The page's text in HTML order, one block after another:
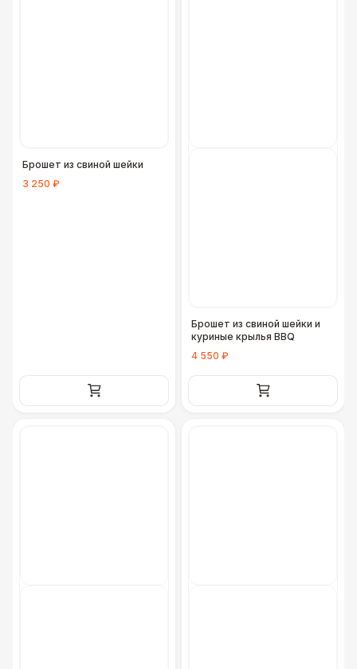
Брошет из свиной шейки
3 250 ₽
Брошет из свиной шейки и
куриные крылья BBQ
4 550 ₽